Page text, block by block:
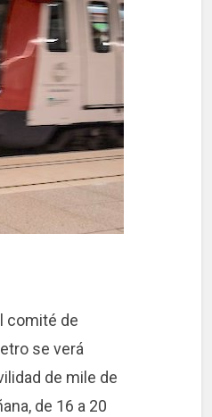
comité de
se verá
de mile de
de 16 a 20